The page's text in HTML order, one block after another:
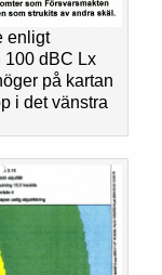
enligt
100 dBC Lx
på kartan
i det vänstra